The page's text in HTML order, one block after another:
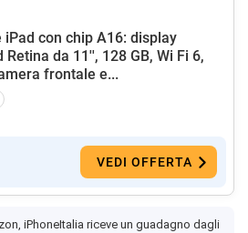
iPad con chip A16: display
Retina da 11'', 128 GB, Wi Fi 6,
frontale e...
VEDI OFFERTA
iPhoneItalia riceve un guadagno dagli